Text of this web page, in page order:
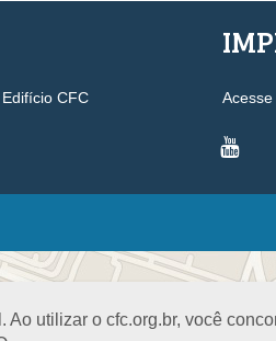
utilizar o cfc.org.br, você
CFC
Profissional